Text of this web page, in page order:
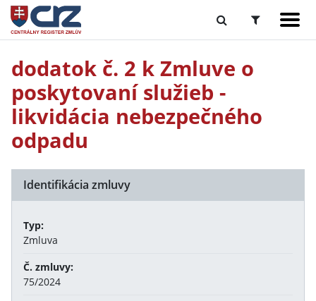
dodatok č. 2 k Zmluve o
poskytovaní služieb -
likvidácia nebezpečného
odpadu
Identifikácia zmluvy
Typ:
Zmluva
Č. zmluvy:
75/2024